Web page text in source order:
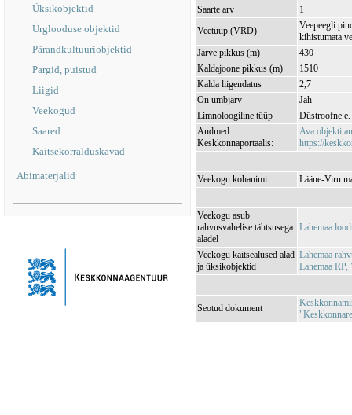
Üksikobjektid
Ürglooduse objektid
Pärandkultuuriobjektid
Pargid, puistud
Liigid
Veekogud
Saared
Kaitsekorralduskavad
Abimaterjalid
Saarte arv
1
Veetüüp (VRD)
Veepeegli
kihistumata
Järve pikkus (m)
430
Kaldajoone pikkus (m)
1510
Kalda liigendatus
2,7
On umbjärv
Jah
Limnoloogiline tüüp
Düstroofne
Andmed
Keskkonnaportaalis:
Ava objekti
https://
Veekogu kohanimi Lääne-Viru
Veekogu asub
rahvusvahelise tähtsusega
aladel
Lahemaa
Veekogu kaitsealused alad
ja üksikobjektid
Lahemaa
Lahemaa
Seotud dokument